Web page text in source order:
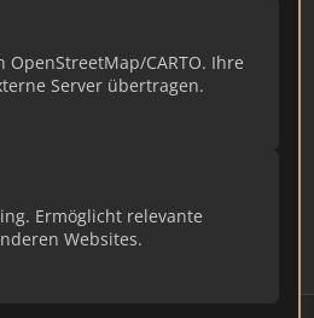
CARTO. Ihre
Server übertragen.
Ermöglicht relevante
Websites.
bearbeiten Sie Ihre